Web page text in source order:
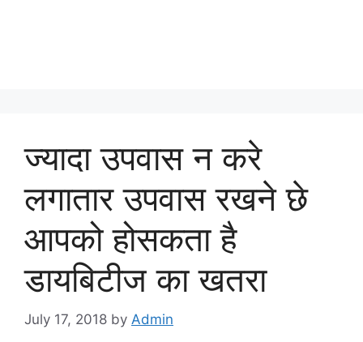
ज्यादा उपवास न करे
लगातार उपवास रखने छे
आपको होसकता है
डायबिटीज का खतरा
July 17, 2018 by Admin